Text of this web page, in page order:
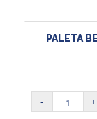
PALETA